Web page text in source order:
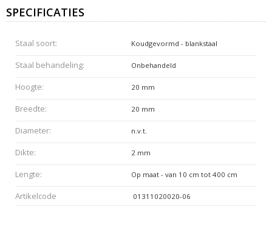
SPECIFICATIES
Staal soort: Koudgevormd - blankstaal
Staal behandeling: Onbehandeld
Hoogte: 20 mm
Breedte: 20 mm
Diameter: n.v.t.
Dikte: 2 mm
Lengte: Op maat - van 10 cm tot 400 cm
Artikelcode 01311020020-06